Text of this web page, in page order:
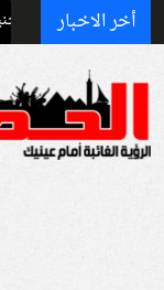
أخر الاخبار